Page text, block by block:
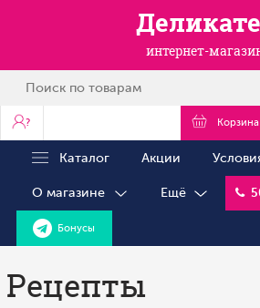
интернет-
? Корзина
Каталог Акции
О магазине Ещё
Бонусы
Рецепты